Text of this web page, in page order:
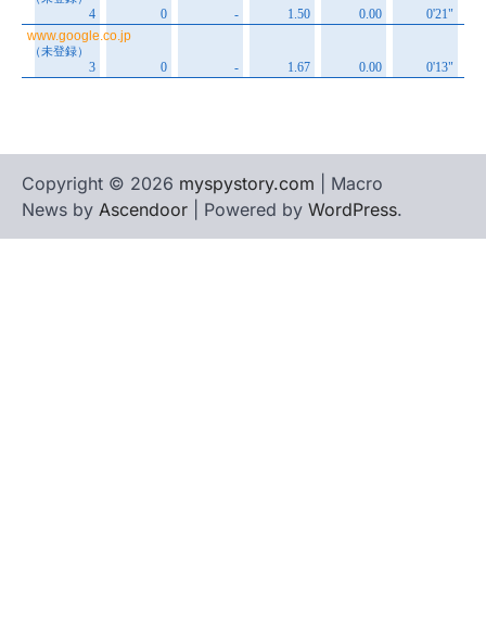
Copyright © 2026 myspystory.com | Macro
News by Ascendoor | Powered by WordPress.